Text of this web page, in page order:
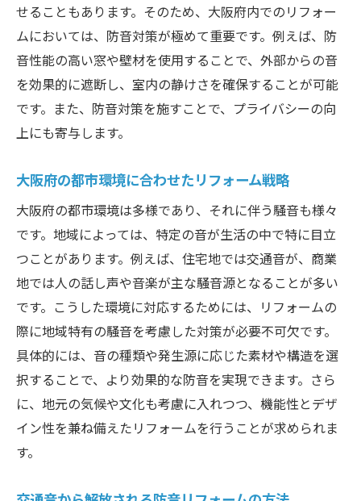
せることもあります。そのため、大阪府内でのリフォー
ムにおいては、防音対策が極めて重要です。例えば、防
音性能の高い窓や壁材を使用することで、外部からの音
を効果的に遮断し、室内の静けさを確保することが可能
です。また、防音対策を施すことで、プライバシーの向
上にも寄与します。
大阪府の都市環境に合わせたリフォーム戦略
大阪府の都市環境は多様であり、それに伴う騒音も様々
です。地域によっては、特定の音が生活の中で特に目立
つことがあります。例えば、住宅地では交通音が、商業
地では人の話し声や音楽が主な騒音源となることが多い
です。こうした環境に対応するためには、リフォームの
際に地域特有の騒音を考慮した対策が必要不可欠です。
具体的には、音の種類や発生源に応じた素材や構造を選
択することで、より効果的な防音を実現できます。さら
に、地元の気候や文化も考慮に入れつつ、機能性とデザ
イン性を兼ね備えたリフォームを行うことが求められま
す。